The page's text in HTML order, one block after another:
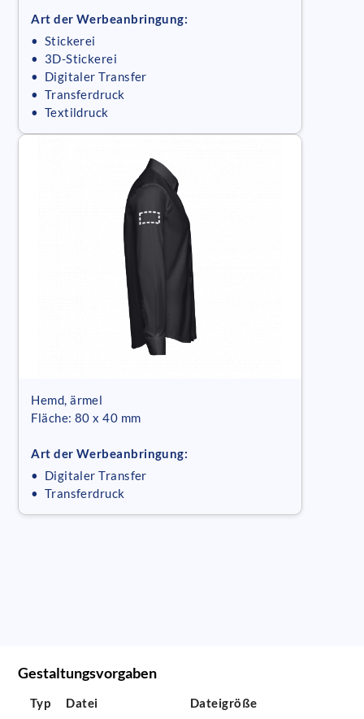
Art der Werbeanbringung:
• Stickerei
• 3D-Stickerei
• Digitaler Transfer
• Transferdruck
• Textildruck
Hemd, ärmel
Fläche: 80 x 40 mm
Art der Werbeanbringung:
• Digitaler Transfer
• Transferdruck
Gestaltungsvorgaben
Typ Datei Dateigröße